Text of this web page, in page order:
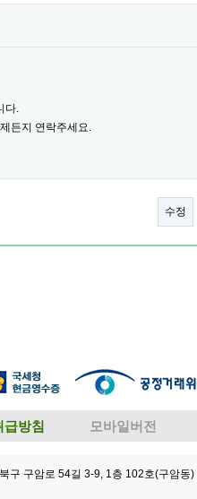
다.
든지 연락주세요.
수정
급방침 모바일버전
구 구암로 54길 3-9, 1층 102호(구암동) |